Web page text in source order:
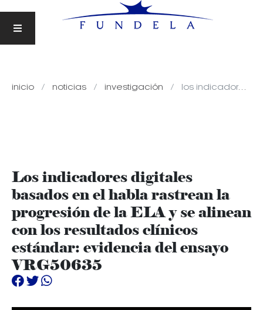
inicio noticias investigación los indicadores digitales basados en el habla rastrean la progresión de la ela y se alinean con los resultados clínicos estándar: evidencia del ensayo vrg50635
Los indicadores digitales
basados en el habla rastrean la
progresión de la ELA y se alinean
con los resultados clínicos
estándar: evidencia del ensayo
VRG50635